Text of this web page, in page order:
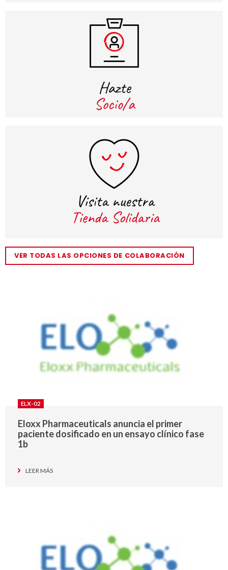
ELX-02
Eloxx Pharmaceuticals anuncia el primer
paciente dosificado en un ensayo clínico fase
1b
LEER MÁS
VER TODAS LAS OPCIONES DE COLABORACIÓN